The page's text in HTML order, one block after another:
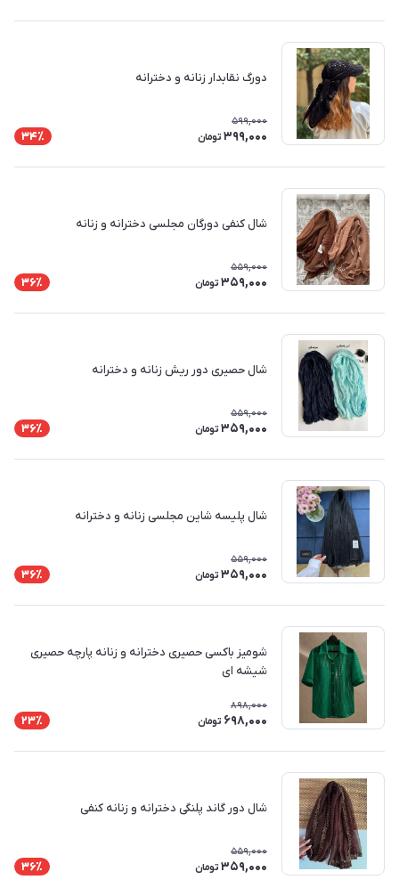
دورگ نقابدار زنانه و دخترانه
599,000
399,000 تومان 34٪
شال کنفی دورگان مجلسی دخترانه و زنانه
559,000
359,000 تومان 36٪
شال حصیری دور ریش زنانه و دخترانه
559,000
359,000 تومان 36٪
شال پلیسه شاین مجلسی زنانه و دخترانه
559,000
359,000 تومان 36٪
شومیز باکسی حصیری دخترانه و زنانه پارچه حصیری
شیشه ای
898,000
698,000 تومان 23٪
شال دور گاند پلنگی دخترانه و زنانه کنفی
559,000
359,000 تومان 36٪